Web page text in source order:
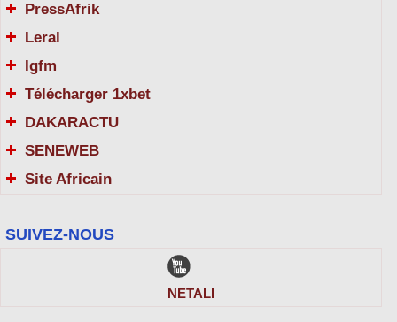
PressAfrik
Leral
Igfm
Télécharger 1xbet
DAKARACTU
SENEWEB
Site Africain
SUIVEZ-NOUS
NETALI